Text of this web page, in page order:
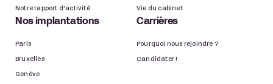
Notre rapport d’activité Vie du cabinet
Nos implantations
Paris
Bruxelles
Genève
Carrières
Pourquoi nous rejoindre ?
Candidater !